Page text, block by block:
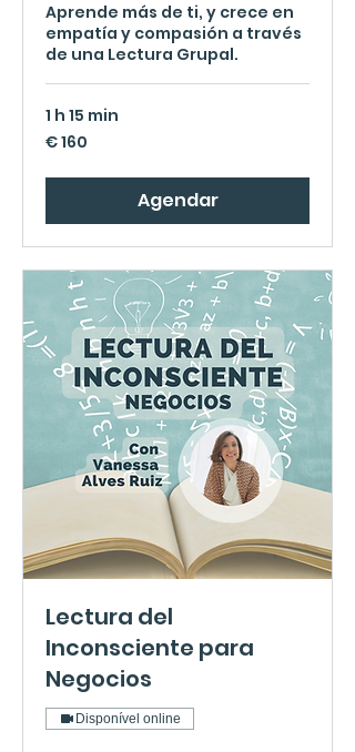
Aprende más de ti, y crece en
empatía y compasión a través
de una Lectura Grupal.
1 h 15 min
160
Euros
€ 160
Agendar
Lectura del
Inconsciente para
Negocios
Disponível online